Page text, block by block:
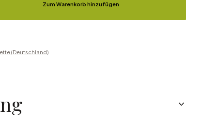
Zum Warenkorb hinzufügen
(Deutschland)